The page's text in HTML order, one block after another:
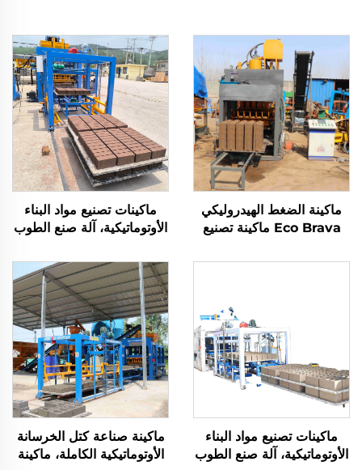
ماكينة الضغط الهيدروليكي
Eco Brava ماكينة تصنيع
تصنيع البلوك الطيني المجوف
ماكينات تصنيع مواد البناء
الأوتوماتيكية، آلة صنع الطوب
QT10-15
ماكينات تصنيع مواد البناء
الأوتوماتيكية، آلة صنع الطوب
ماكينة صناعة كتل الخرسانة
الأوتوماتيكية الكاملة، ماكينة